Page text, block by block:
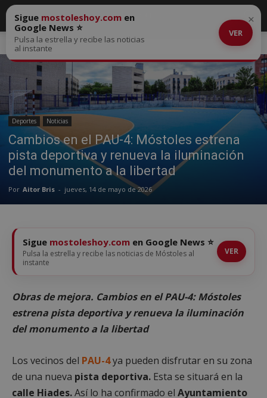
Inicio Deportes
Deportes Noticias
Cambios en el PAU-4: Móstoles estrena
pista deportiva y renueva la iluminación
del monumento a la libertad
Por Aitor Bris - jueves, 14 de mayo de 2026
Sigue mostoleshoy.com en
Google News ⭐
Pulsa la estrella y recibe las noticias
al instante
VER
×
Sigue mostoleshoy.com en Google News ⭐
Pulsa la estrella y recibe las noticias de Móstoles al
instante
VER
Obras de mejora. Cambios en el PAU-4: Móstoles
estrena pista deportiva y renueva la iluminación
del monumento a la libertad
Los vecinos del PAU-4ya pueden disfrutar en su zona
de una nueva pista deportiva. Esta se situará en la
calle Hiades.Así lo ha confirmado el Ayuntamiento